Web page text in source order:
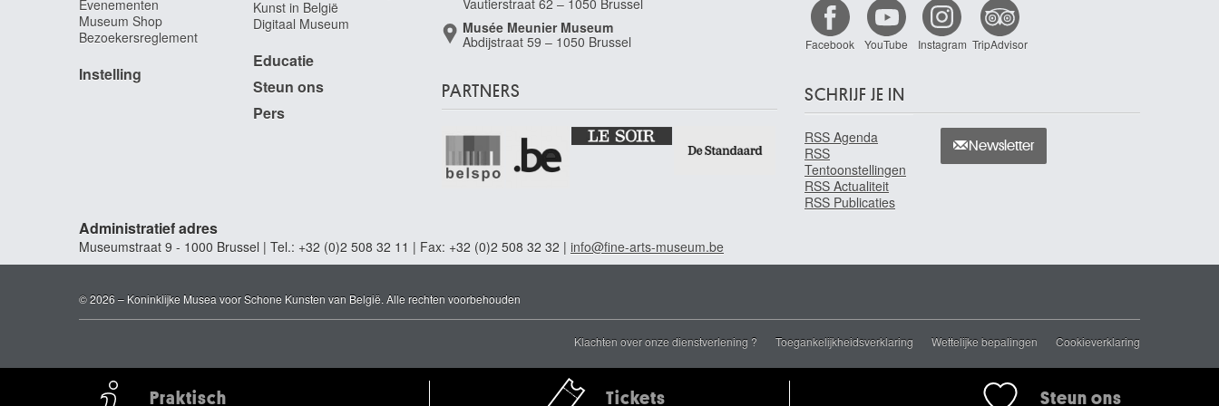
Evenementen
Museum Shop
Bezoekersreglement
Instelling
Kunst in België
Digitaal Museum
Educatie
Steun ons
Pers
Vautierstraat 62 – 1050 Brussel
Musée Meunier Museum
Abdijstraat 59 – 1050 Brussel
PARTNERS
Facebook YouTube Instagram TripAdvisor
SCHRIJF JE IN
RSS Agenda
RSS
Tentoonstellingen
RSS Actualiteit
RSS Publicaties
Newsletter
Administratief adres
Museumstraat 9 - 1000 Brussel | Tel.: +32 (0)2 508 32 11 | Fax: +32 (0)2 508 32 32 | info@fine-arts-museum.be
© 2026 – Koninklijke Musea voor Schone Kunsten van België. Alle rechten voorbehouden
Klachten over onze dienstverlening ? Toegankelijkheidsverklaring Wettelijke bepalingen Cookieverklaring
Praktisch Tickets Steun ons